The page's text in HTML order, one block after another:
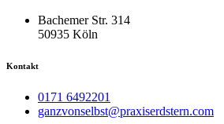
Bachemer Str. 314
50935 Köln
Kontakt
0171 6492201
ganzvonselbst@praxiserdstern.com